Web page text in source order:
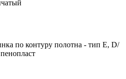
по контуру полотна - тип Е, D/